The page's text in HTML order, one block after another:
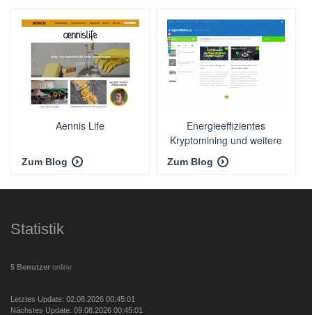
Aennis Life
Zum Blog
Energieeffizientes
Kryptomining und weitere
Krypto-Projekte
Zum Blog
Statistik
5 Benutzer online
Letztes Update: 02.08.2026 00:45:01
Nächstes Update: 09.08.2026 00:45:01